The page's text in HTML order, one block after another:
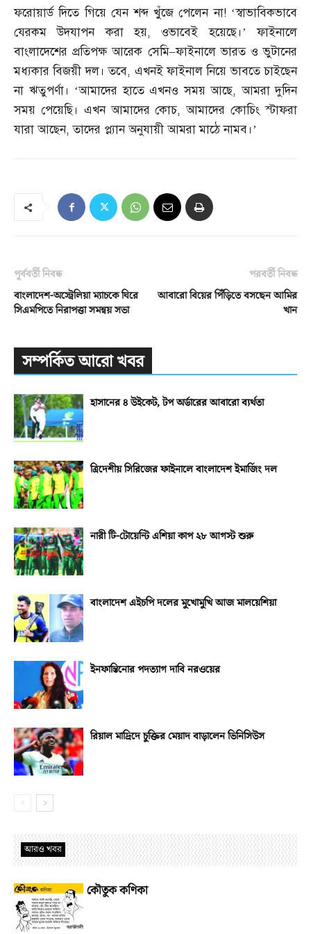
ফরোয়ার্ড দিতে গিয়ে যেন শব্দ খুঁজে পেলেন না! ‘স্বাভাবিকভাবে
যেরকম উদযাপন করা হয়,ওভাবেই হয়েছে।’ ফাইনালে
বাংলাদেশের প্রতিপক্ষ আরেক সেমি–ফাইনালে ভারত ও ভুটানের
মধ্যকার বিজয়ী দল। তবে, এখনই ফাইনাল নিয়ে ভাবতে চাইছেন
না ঋতুপর্ণা। ‘আমাদের হাতে এখনও সময় আছে,আমরা দুদিন
সময় পেয়েছি। এখন আমাদের কোচ,আমাদের কোচিং স্টাফরা
যারা আছেন,তাদের প্ল্যান অনুযায়ী আমরা মাঠে নামব।’
পূর্ববর্তী নিবন্ধ
বাংলাদেশ-অস্ট্রেলিয়া ম্যাচকে ঘিরে
সিএমপিতে নিরাপত্তা সমন্বয় সভা
পরবর্তী নিবন্ধ
আবারো বিয়ের পিঁড়িতে বসছেন আমির
খান
সম্পর্কিত আরো খবর
হাসানের ৪ উইকেট, টপ অর্ডারের আবারো ব্যর্থতা
ত্রিদেশীয় সিরিজের ফাইনালে বাংলাদেশ ইমার্জিং দল
নারী টি-টোয়েন্টি এশিয়া কাপ ২৮ আগস্ট শুরু
বাংলাদেশ এইচপি দলের মুখোমুখি আজ মালয়েশিয়া
ইনফান্তিনোর পদত্যাগ দাবি নরওয়ের
রিয়াল মাদ্রিদে চুক্তির মেয়াদ বাড়ালেন ভিনিসিউস
আরও খবর
কৌতুক কণিকা